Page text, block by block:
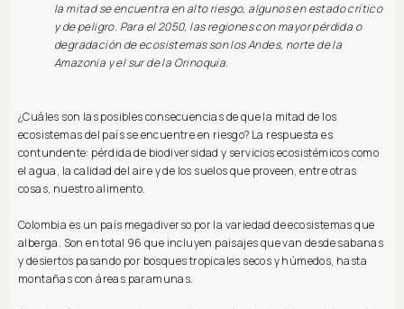
la mitad se encuentra en alto riesgo, algunos en estado crítico
y de peligro. Para el 2050, las regiones con mayor pérdida o
degradación de ecosistemas son los Andes, norte de la
Amazonia y el sur de la Orinoquia.
¿Cuáles son las posibles consecuencias de que la mitad de los
ecosistemas del país se encuentre en riesgo? La respuesta es
contundente: pérdida de biodiversidad y servicios ecosistémicos como
el agua, la calidad del aire y de los suelos que proveen, entre otras
cosas, nuestro alimento.
Colombia es un país megadiverso por la variedad de ecosistemas que
alberga. Son en total 96 que incluyen paisajes que van desde sabanas
y desiertos pasando por bosques tropicales secos y húmedos, hasta
montañas con áreas paramunas.